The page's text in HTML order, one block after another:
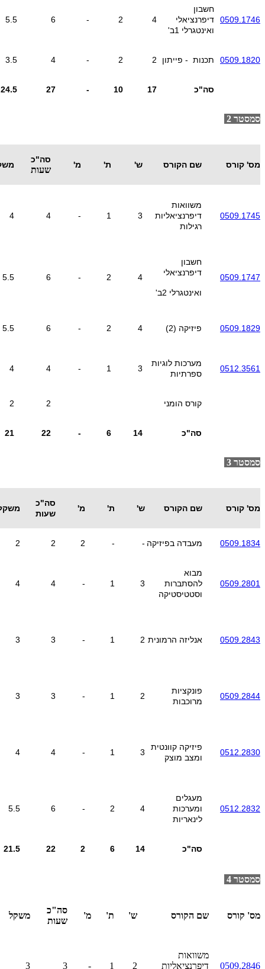
0509.1746
חשבון
דיפרנציאלי
ואינטגרלי 1ב'
4
2
-
6
5.5
0509.1820 תכנות - פייתון 2
2
-
4
3.5
סה"כ 17
10
-
27
24.5
​סמסטר 2
מס' קורס שם הקורס ש' ת' מ'
סה"כ
שעות
0509.1745
משוואות
דיפרנציאליות
רגילות
3
1
-
4
4
0509.1747
חשבון
דיפרנציאלי
ואינטגרלי 2ב'
4
2
-
6
5.5
0509.1829 פיזיקה (2) 4
2
-
6
5.5
0512.3561
מערכות לוגיות
ספרתיות
3
1
-
4
4
קורס הומני 2
2
סה"כ 14
6
-
22
21
סמסטר 3
מס' קורס שם הקורס ש' ת' מ'
סה"כ
שעות
0509.1834 מעבדה בפיזיקה -
-
2
2
2
0509.2801
מבוא
להסתברות
וסטטיסטיקה
3
1
-
4
4
0509.2843 אנליזה הרמונית 2
1
-
3
3
0509.2844
פונקציות
מרוכבות
2
1
-
3
3
0512.2830
פיזיקה קוונטית
ומצב מוצק
3
1
-
4
4
0512.2832
מעגלים
ומערכות
לינאריות
4
2
-
6
5.5
סה"כ 14
6
2
22
21.5
סמסטר 4
מס' קורס שם הקורס ש' ת' מ'
סה"כ
שעות
משקל
0509.2846
משוואות
דיפרנציאליות
2
1
-
3
3